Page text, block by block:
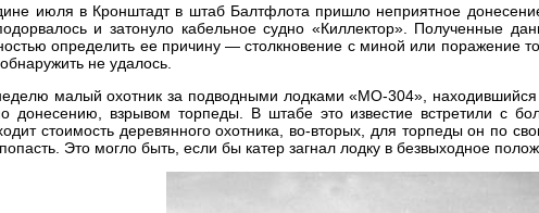
июля в Кронштадт в штаб Балтфлота пришло неприятное
и затонуло кабельное судно «Киллектор». Полученные
определить ее причину — столкновение с миной или поражение
не удалось.
малый охотник за подводными лодками «МО-304»,
донесению, взрывом торпеды. В штабе это известие встретили с
стоимость деревянного охотника, во-вторых, для торпеды он по
Это могло быть, если бы катер загнал лодку в безвыходное